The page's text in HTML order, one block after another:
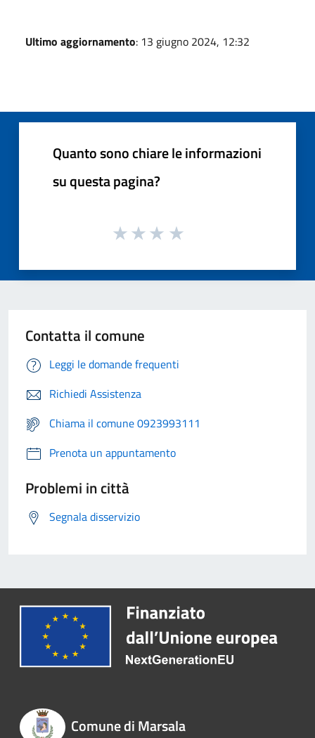
Ultimo aggiornamento: 13 giugno 2024, 12:32
Quanto sono chiare le informazioni
su questa pagina?
Contatta il comune
Leggi le domande frequenti
Richiedi Assistenza
Chiama il comune 0923993111
Prenota un appuntamento
Problemi in città
Segnala disservizio
Comune di Marsala